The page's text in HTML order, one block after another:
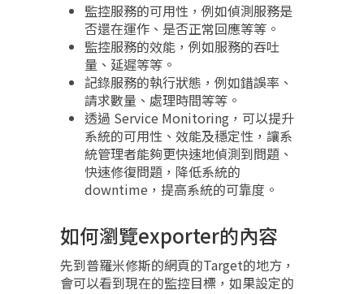
監控服務的可用性，例如偵測服務是
否還在運作、是否正常回應等等。
監控服務的效能，例如服務的吞吐
量、延遲等等。
記錄服務的執行狀態，例如錯誤率、
請求數量、處理時間等等。
透過 Service Monitoring，可以提升
系統的可用性、效能及穩定性，讓系
統管理者能夠更快速地偵測到問題、
快速修復問題，降低系統的
downtime，提高系統的可靠度。
如何瀏覽exporter的內容
先到普羅米修斯的網頁的Target的地方，
會可以看到現在的監控目標，如果設定的